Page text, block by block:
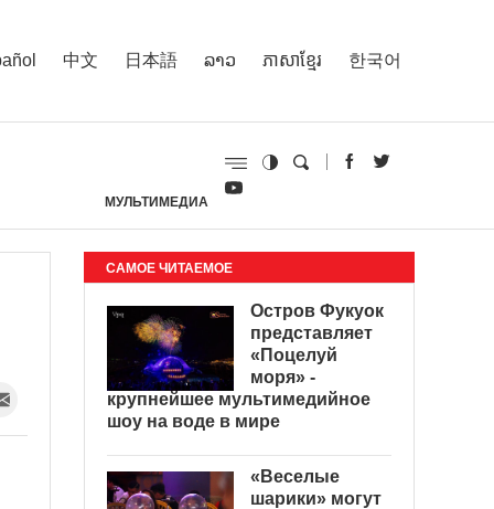
中文 日本語 ລາວ ភាសាខ្មែរ 한국어
МУЛЬТИМЕДИА
САМОЕ ЧИТАЕМОЕ
Остров Фукуок
представляет
«Поцелуй
моря» -
крупнейшее мультимедийное
шоу на воде в мире
«Веселые
шарики» могут